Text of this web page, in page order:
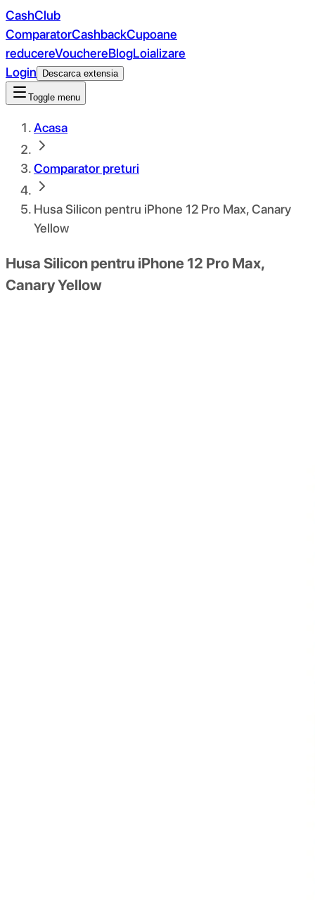
CashClub
ComparatorCashbackCupoane
reducereVouchereBlogLoializare
Login
Descarca extensia
Toggle menu
Acasa
Comparator preturi
Husa Silicon pentru iPhone 12 Pro Max, Canary
Yellow
Husa Silicon pentru iPhone 12 Pro Max,
Canary Yellow